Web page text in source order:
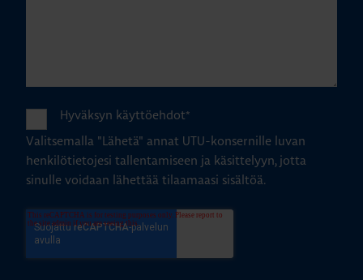
Hyväksyn käyttöehdot*
Valitsemalla "Lähetä" annat UTU-konsernille luvan
henkilötietojesi tallentamiseen ja käsittelyyn, jotta
sinulle voidaan lähettää tilaamaasi sisältöä.